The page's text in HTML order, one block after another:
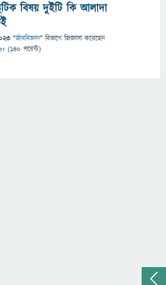
বিষয় দুইটি কি আলাদা
"জীববিজ্ঞান" বিভাগে জিজ্ঞাসাকরেছেন
(140 পয়েন্ট)